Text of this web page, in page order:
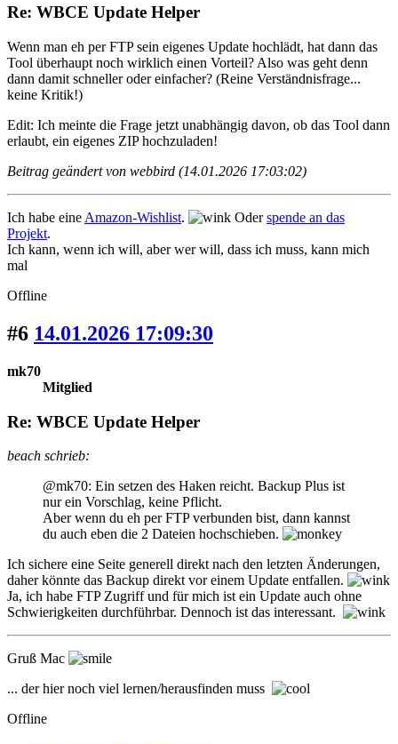
Re: WBCE Update Helper
Wenn man eh per FTP sein eigenes Update hochlädt, hat dann das
Tool überhaupt noch wirklich einen Vorteil? Also was geht denn
dann damit schneller oder einfacher? (Reine Verständnisfrage...
keine Kritik!)
Edit: Ich meinte die Frage jetzt unabhängig davon, ob das Tool dann
erlaubt, ein eigenes ZIP hochzuladen!
Beitrag geändert von webbird (14.01.2026 17:03:02)
Ich habe eine Amazon-Wishlist. Oderspende an das
Projekt.
Ich kann, wenn ich will, aber wer will, dass ich muss, kann mich
mal
Offline
#6 14.01.2026 17:09:30
mk70
Mitglied
Re: WBCE Update Helper
beach schrieb:
@mk70: Ein setzen des Haken reicht. Backup Plus ist
nur ein Vorschlag, keine Pflicht.
Aber wenn du eh per FTP verbunden bist, dann kannst
du auch eben die 2 Dateien hochschieben.
Ich sichere eine Seite generell direkt nach den letzten Änderungen,
daher könnte das Backup direkt vor einem Update entfallen.
Ja, ich habe FTP Zugriff und für mich ist ein Update auch ohne
Schwierigkeiten durchführbar. Dennoch ist das interessant.
Gruß Mac
... der hier noch viel lernen/herausfinden muss
Offline